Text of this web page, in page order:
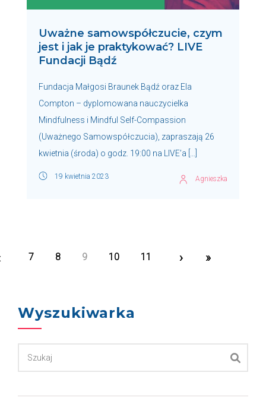
Uważne samowspółczucie, czym
jest i jak je praktykować? LIVE
Fundacji Bądź
Fundacja Małgosi Braunek Bądź oraz Ela
Compton – dyplomowana nauczycielka
Mindfulness i Mindful Self-Compassion
(Uważnego Samowspółczucia), zapraszają 26
kwietnia (środa) o godz. 19:00 na LIVE’a […]
19 kwietnia 2023 Agnieszka
7 8 9 10 11 Next
› Last
»
Wyszukiwarka